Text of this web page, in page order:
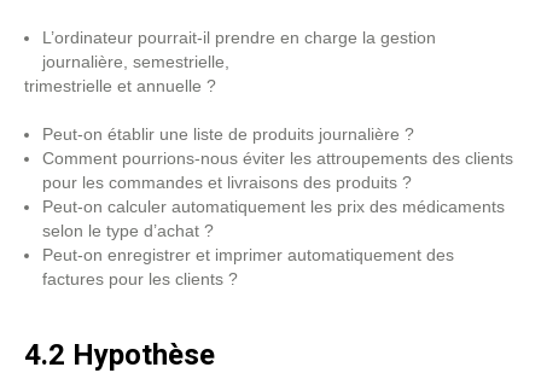
L’ordinateur pourrait-il prendre en charge la gestion
journalière, semestrielle,
trimestrielle et annuelle ?
Peut-on établir une liste de produits journalière ?
Comment pourrions-nous éviter les attroupements des clients
pour les commandes et livraisons des produits ?
Peut-on calculer automatiquement les prix des médicaments
selon le type d’achat ?
Peut-on enregistrer et imprimer automatiquement des
factures pour les clients ?
4.2 Hypothèse